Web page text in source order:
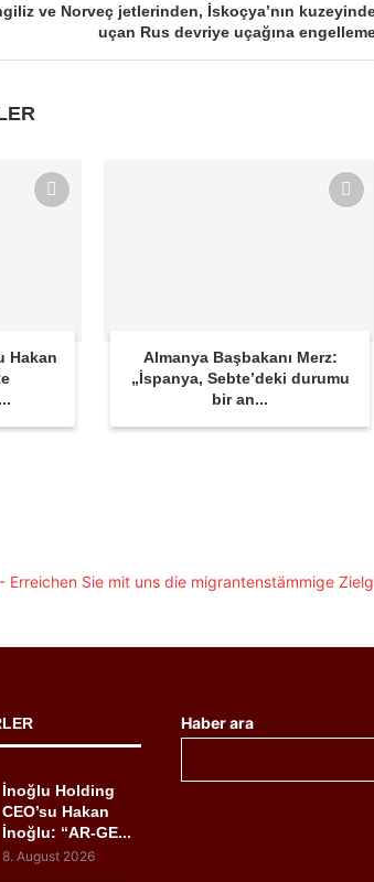
ve Norveç jetlerinden, İskoçya’nın
uçan Rus devriye uçağına
Hakan
Almanya Başbakanı Merz:
„İspanya, Sebte’deki durumu
bir an...
İnoğlu Holding
CEO’su Hakan
İnoğlu: “AR-GE...
8. August 2026
Haber ara